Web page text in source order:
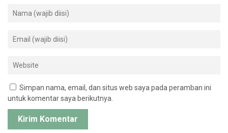
Simpan nama, email, dan situs web saya pada peramban ini
untuk komentar saya berikutnya.